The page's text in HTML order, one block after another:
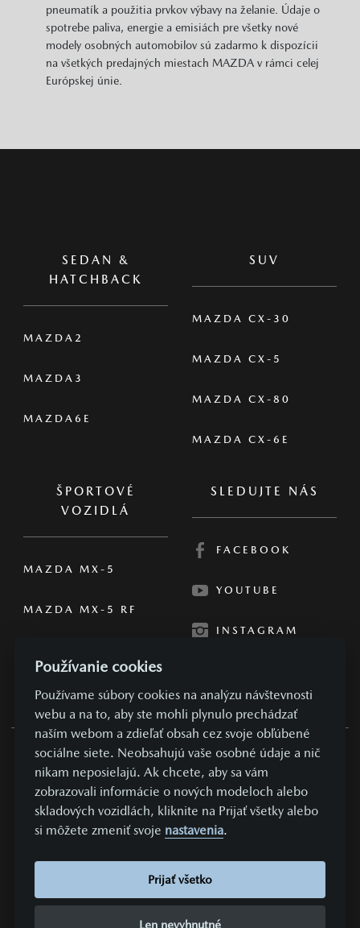
pneumatík a použitia prvkov výbavy na želanie. Údaje o
spotrebe paliva, energie a emisiách pre všetky nové
modely osobných automobilov sú zadarmo k dispozícii
na všetkých predajných miestach MAZDA v rámci celej
Európskej únie.
SEDAN &
HATCHBACK
MAZDA2
MAZDA3
MAZDA6E
SUV
MAZDA CX-30
MAZDA CX-5
MAZDA CX-80
MAZDA CX-6E
ŠPORTOVÉ
VOZIDLÁ
MAZDA MX-5
MAZDA MX-5 RF
SLEDUJTE NÁS
FACEBOOK
YOUTUBE
INSTAGRAM
OBCHODNÉ PODMIENKY
SÚKROMIE A OSOBNÉ ÚDAJE
NASTAVENIE COOKIES
REALIZÁCIA COMIN.CZ, S.R.O.
LEAD MANAGEMENT GROWITO
Používanie cookies
Používame súbory cookies na analýzu návštevnosti
webu a na to, aby ste mohli plynulo prechádzať
naším webom a zdieľať obsah cez svoje obľúbené
sociálne siete. Neobsahujú vaše osobné údaje a nič
nikam neposielajú. Ak chcete, aby sa vám
zobrazovali informácie o nových modeloch alebo
skladových vozidlách, kliknite na Prijať všetky alebo
si môžete zmeniť svoje nastavenia.
Prijať všetko
Len nevyhnutné